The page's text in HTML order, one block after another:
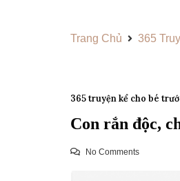
Trang Chủ 365
365 truyện kể cho bé
Con rắn độc,
No Comments